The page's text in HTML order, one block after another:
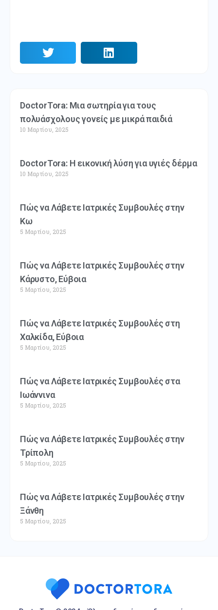
DoctorTora: Μια σωτηρία για τους
πολυάσχολους γονείς με μικρά παιδιά
10 Μαρτίου, 2025
DoctorTora: Η εικονική λύση για υγιές δέρμα
10 Μαρτίου, 2025
Πώς να Λάβετε Ιατρικές Συμβουλές στην
Κω
5 Μαρτίου, 2025
Πώς να Λάβετε Ιατρικές Συμβουλές στην
Κάρυστο, Εύβοια
5 Μαρτίου, 2025
Πώς να Λάβετε Ιατρικές Συμβουλές στη
Χαλκίδα, Εύβοια
5 Μαρτίου, 2025
Πώς να Λάβετε Ιατρικές Συμβουλές στα
Ιωάννινα
5 Μαρτίου, 2025
Πώς να Λάβετε Ιατρικές Συμβουλές στην
Τρίπολη
5 Μαρτίου, 2025
Πώς να Λάβετε Ιατρικές Συμβουλές στην
Ξάνθη
5 Μαρτίου, 2025